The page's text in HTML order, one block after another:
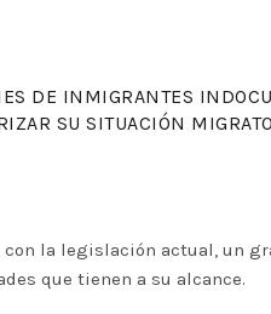
DE INMIGRANTES
SU SITUACIÓN
la legislación actual, un
que tienen a su alcance.